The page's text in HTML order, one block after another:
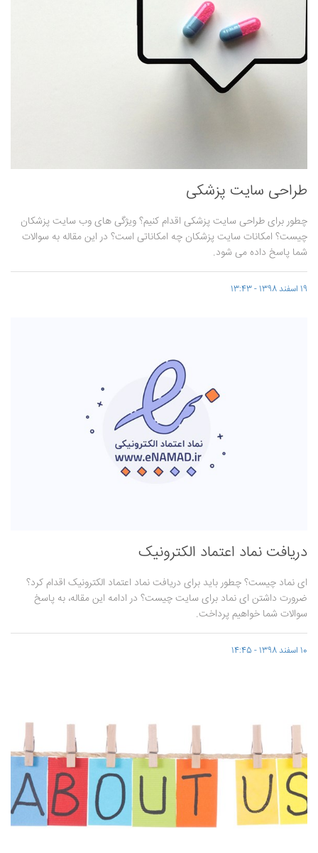
طراحی سایت پزشکی
چطور برای طراحی سایت پزشکی اقدام کنیم؟ ویژگی های وب سایت پزشکان
چیست؟ امکانات سایت پزشکان چه امکاناتی است؟ در این مقاله به سوالات
شما پاسخ داده می ‌شود.
19 اسفند 1398 - 13:43
دریافت نماد اعتماد الکترونیک
ای نماد چیست؟ چطور باید برای دریافت نماد اعتماد الکترونیک اقدام کرد؟
ضرورت داشتن ای نماد برای سایت چیست؟ در ادامه این مقاله، به پاسخ
سوالات شما خواهیم پرداخت.
10 اسفند 1398 - 14:45